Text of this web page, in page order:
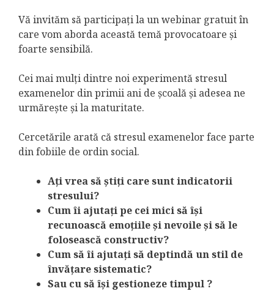
Vă invităm să participați la un webinar gratuit în
care vom aborda această temă provocatoare și
foarte sensibilă.
Cei mai mulți dintre noi experimentă stresul
examenelor din primii ani de școală și adesea ne
urmărește și la maturitate.
Cercetările arată că stresul examenelor face parte
din fobiile de ordin social.
Ați vrea să știți care sunt indicatorii
stresului?
Cum îi ajutați pe cei mici să își
recunoască emoțiile și nevoile și să le
folosească constructiv?
Cum să îi ajutați să deptindă un stil de
învățare sistematic?
Sau cu să își gestioneze timpul ?